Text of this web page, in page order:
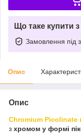
Що таке купити
Замовлення під
Опис
Опис
Chromium Picolinate
з хромом у формі